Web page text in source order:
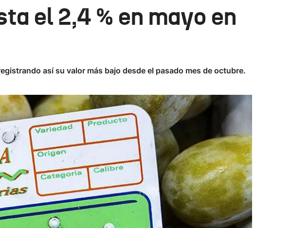
Lo último
el 2,4 % en mayo en
así su valor más bajo desde el pasado mes de octubre.